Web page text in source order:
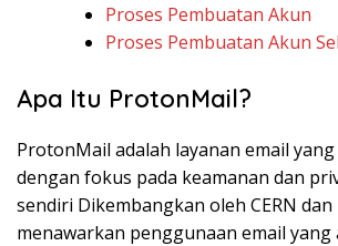
Proses Pembuatan Akun
Proses Pembuatan Akun
Apa Itu ProtonMail?
ProtonMail adalah layanan email
dengan fokus pada keamanan dan
sendiri Dikembangkan oleh CERN
menawarkan penggunaan email yang